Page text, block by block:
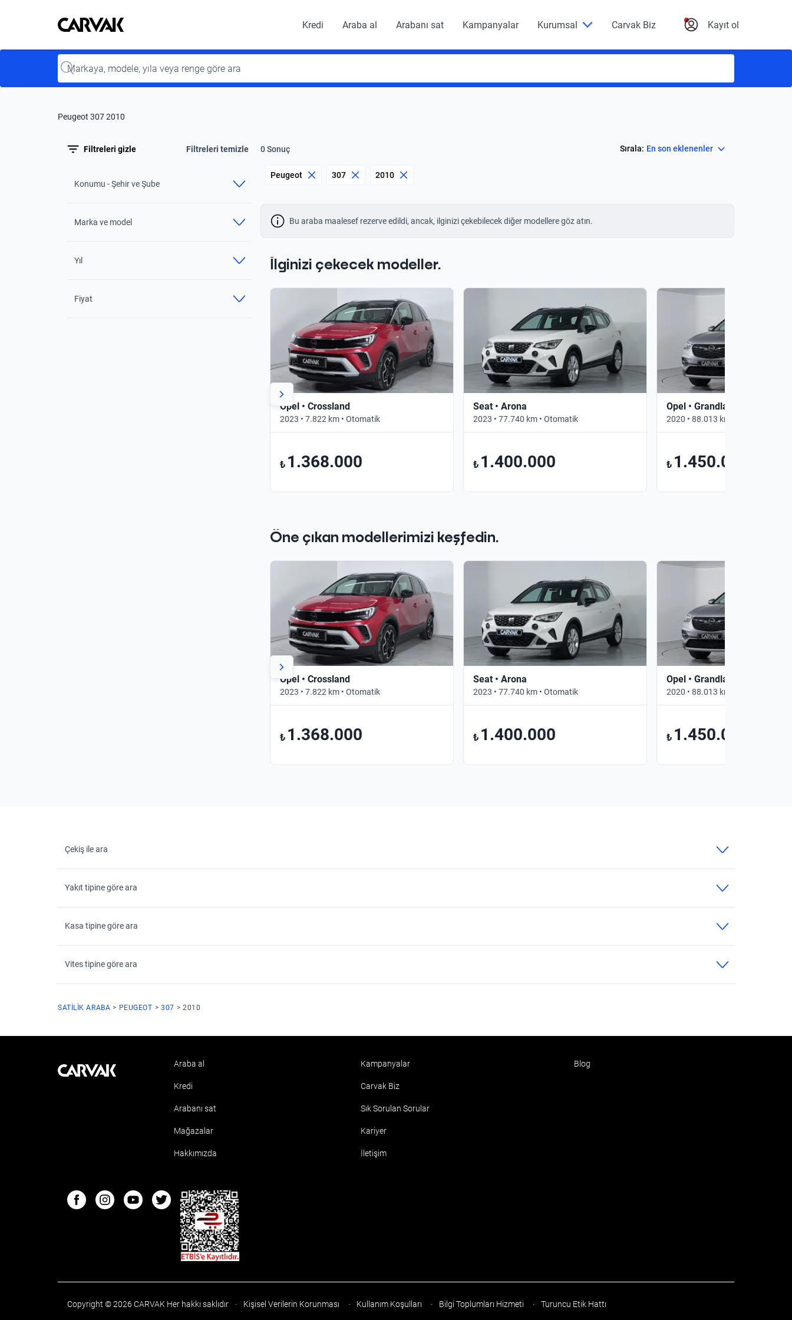
Kavak
Kavak Kredi Araba al Arabanı sat Kampanyalar Kurumsal Carvak Biz Kayıt ol
Input
Peugeot 307 2010
Filtreleri gizle Filtreleri temizle 0 Sonuç Sırala: En son eklenenler
Konumu - Şehir ve Şube
Marka ve model
Yıl
Fiyat
Peugeot 307 2010
Bu araba maalesef rezerve edildi, ancak, ilginizi çekebilecek diğer modellere göz atın.
İlginizi çekecek modeller.
Opel • Crossland
2023 • 7.822 km • Otomatik
₺ 1.368.000
Seat • Arona
2023 • 77.740 km • Otomatik
₺ 1.400.000
Opel • Grandland X
2020 • 88.013 km • Otomatik
₺ 1.450.000
Öne çıkan modellerimizi keşfedin.
Opel • Crossland
2023 • 7.822 km • Otomatik
₺ 1.368.000
Seat • Arona
2023 • 77.740 km • Otomatik
₺ 1.400.000
Opel • Grandland X
2020 • 88.013 km • Otomatik
₺ 1.450.000
Çekiş ile ara
Yakıt tipine göre ara
Kasa tipine göre ara
Vites tipine göre ara
SATILIK ARABA PEUGEOT 307 2010
Kavak Araba al
Kredi
Arabanı sat
Mağazalar
Hakkımızda
Kampanyalar
Carvak Biz
Sık Sorulan Sorular
Kariyer
İletişim
Blog
FacebookInstagramYoutubeTwitter
ETBIS
Copyright © 2026 CARVAK Her hakkı saklıdır · Kişisel Verilerin Korunması · Kullanım Koşulları · Bilgi Toplumları Hizmeti · Turuncu Etik Hattı